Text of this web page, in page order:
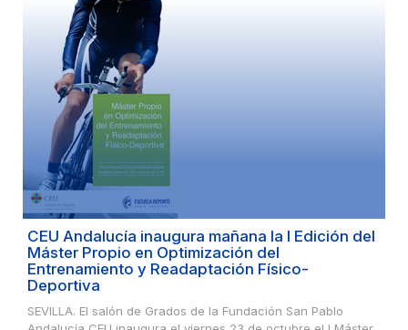
CEU Andalucía inaugura mañana la I Edición del
Máster Propio en Optimización del
Entrenamiento y Readaptación Físico-
Deportiva
SEVILLA. El salón de Grados de la Fundación San Pablo